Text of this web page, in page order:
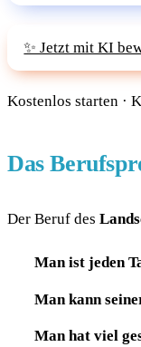
✨ Jetzt mit KI
Kostenlos starten ·
Das
Der Beruf des
Man ist jeden
Man kann
Man hat viel